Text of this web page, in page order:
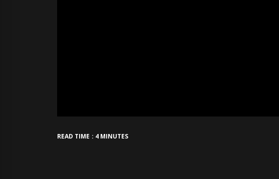
READ TIME : 4 MINUTES